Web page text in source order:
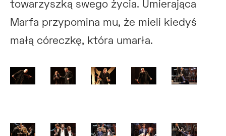
towarzyszką swego życia. Umierająca
Marfa przypomina mu, że mieli kiedyś
małą córeczkę, która umarła.